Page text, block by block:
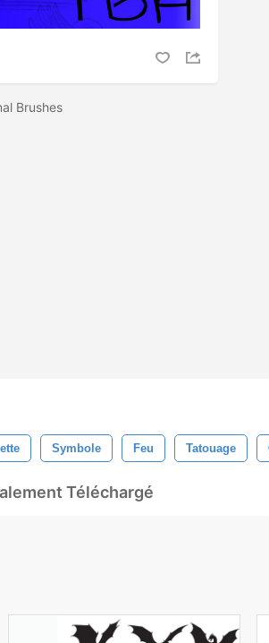
Brushes
Symbole Feu Tatouage
Téléchargé